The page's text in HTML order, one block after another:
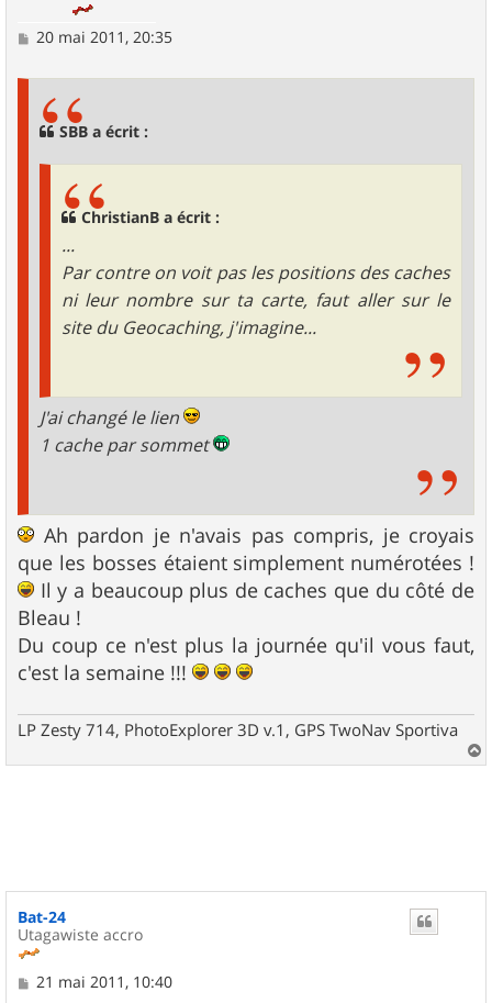
M
20 mai 2011, 20:35
SBB a écrit :
ChristianB a écrit :
...
Par contre on voit pas les positions des caches
ni leur nombre sur ta carte, faut aller sur le
site du Geocaching, j'imagine...
J'ai changé le lien
1 cache par sommet
Ah pardon je n'avais pas compris, je croyais
que les bosses étaient simplement numérotées !
Il y a beaucoup plus de caches que du côté de
Bleau !
Du coup ce n'est plus la journée qu'il vous faut,
c'est la semaine !!!
LP Zesty 714, PhotoExplorer 3D v.1, GPS TwoNav Sportiva
a
Bat-24
Utagawiste accro
M
21 mai 2011, 10:40